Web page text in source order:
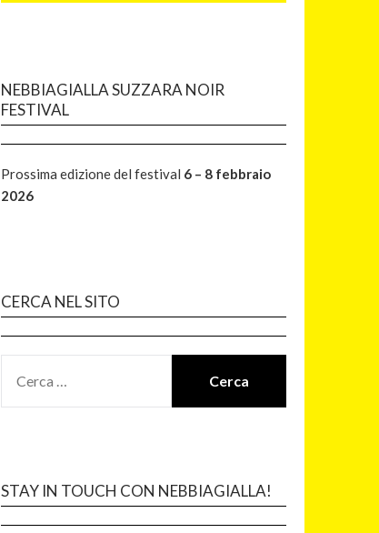
NEBBIAGIALLA SUZZARA NOIR
FESTIVAL
Prossima edizione del festival 6 – 8 febbraio
2026
CERCA NEL SITO
STAY IN TOUCH CON NEBBIAGIALLA!